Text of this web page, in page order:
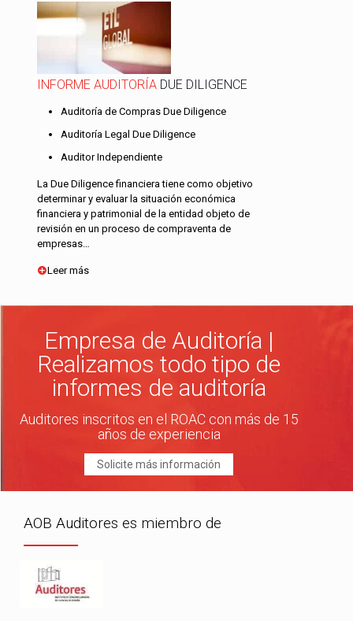
INFORME AUDITORÍA DUE DILIGENCE
Auditoría de Compras Due Diligence
Auditoría Legal Due Diligence
Auditor Independiente
La Due Diligence financiera tiene como objetivo
determinar y evaluar la situación económica
financiera y patrimonial de la entidad objeto de
revisión en un proceso de compraventa de
empresas…
Leer más
Empresa de Auditoría |
Realizamos todo tipo de
informes de auditoría
Auditores inscritos en el ROAC con más de 15
años de experiencia
Solicite más información
AOB Auditores es miembro de